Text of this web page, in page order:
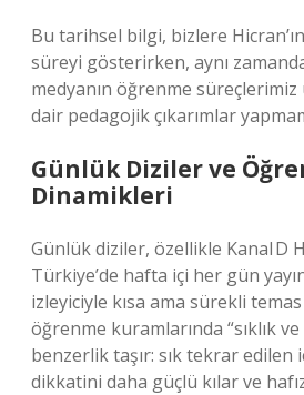
Bu tarihsel bilgi, bizlere Hicran’ın
süreyi gösterirken, aynı
medyanın öğrenme
dair pedagojik çıkarımlar
Günlük Diziler ve
Dinamikleri
Günlük diziler, özellikle Kanal D
Türkiye’de hafta içi her gün
izleyiciyle kısa ama sürekli
öğrenme kuramlarında “sıklık
benzerlik taşır: sık tekrar edilen
dikkatini daha güçlü kılar ve